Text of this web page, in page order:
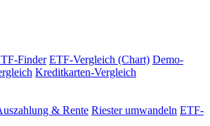
Finder ETF-Vergleich (Chart) Demo-
Kreditkarten-Vergleich
& Rente Riester umwandeln ETF-